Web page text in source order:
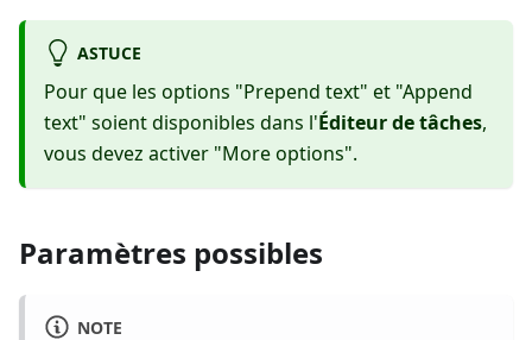
ASTUCE
Pour que les options "Prepend text" et "Append
text" soient disponibles dans l'Éditeur de tâches,
vous devez activer "More options".
Paramètres possibles
NOTE